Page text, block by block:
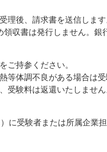
理後、請求書を送信しま
収書は発行しません。銀
ご持参ください。
等体調不良がある場合は
受験料は返還いたしません
に受験者または所属企業